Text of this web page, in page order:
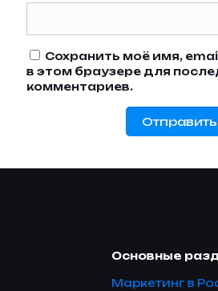
Сохранить моё имя,
в этом браузере для
комментариев.
Основные
Маркетинг в